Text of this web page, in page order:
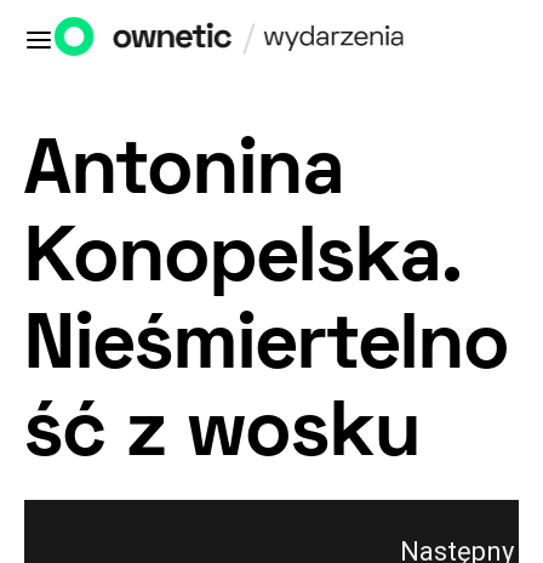
Antonina
Konopelska.
Nieśmiertelno
ść z wosku
Następny